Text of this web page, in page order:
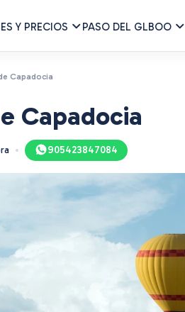
Y PRECIOS PASO DEL GLBOO
Capadocia
Capadocia
905423847084